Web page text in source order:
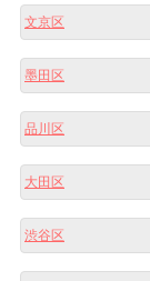
文京区
墨田区
品川区
大田区
渋谷区